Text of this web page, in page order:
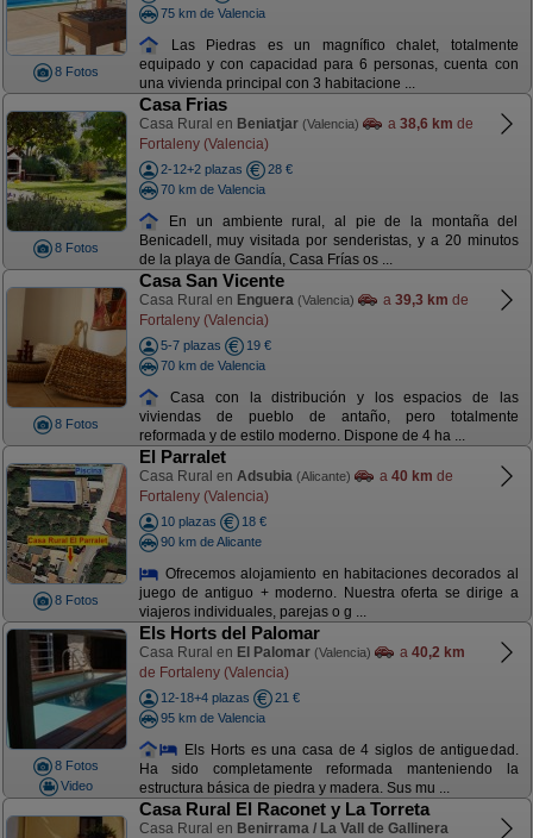
8 Fotos
75 km de Valencia
Las Piedras es un magnífico chalet, totalmente
equipado y con capacidad para 6 personas, cuenta con
una vivienda principal con 3 habitacione ...
8 Fotos
Casa Frias
Casa Rural en Beniatjar (Valencia) a 38,6 km de
Fortaleny (Valencia)
2-12+2 plazas
28 €
70 km de Valencia
En un ambiente rural, al pie de la montaña del
Benicadell, muy visitada por senderistas, y a 20 minutos
de la playa de Gandía, Casa Frías os ...
8 Fotos
Casa San Vicente
Casa Rural en Enguera (Valencia) a 39,3 km de
Fortaleny (Valencia)
5-7 plazas
19 €
70 km de Valencia
Casa con la distribución y los espacios de las
viviendas de pueblo de antaño, pero totalmente
reformada y de estilo moderno. Dispone de 4 ha ...
8 Fotos
El Parralet
Casa Rural en Adsubia (Alicante) a 40 km de
Fortaleny (Valencia)
10 plazas
18 €
90 km de Alicante
Ofrecemos alojamiento en habitaciones decorados al
juego de antiguo + moderno. Nuestra oferta se dirige a
viajeros individuales, parejas o g ...
8 Fotos
Video
Els Horts del Palomar
Casa Rural en El Palomar (Valencia) a 40,2 km
de Fortaleny (Valencia)
12-18+4 plazas
21 €
95 km de Valencia
Els Horts es una casa de 4 siglos de antiguedad.
Ha sido completamente reformada manteniendo la
estructura básica de piedra y madera. Sus mu ...
Casa Rural El Raconet y La Torreta
Casa Rural en Benirrama / La Vall de Gallinera